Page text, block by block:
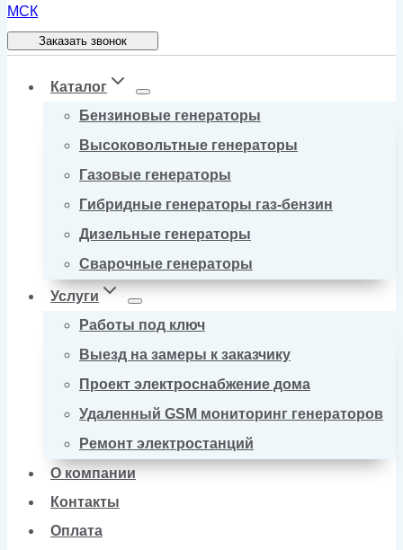
Заказать звонок
Каталог
Бензиновые генераторы
Высоковольтные генераторы
Газовые генераторы
Гибридные генераторы газ-бензин
Дизельные генераторы
Сварочные генераторы
Услуги
Работы под ключ
Выезд на замеры к заказчику
Проект электроснабжение дома
Удаленный GSM мониторинг генераторов
Ремонт электростанций
О компании
Контакты
Оплата